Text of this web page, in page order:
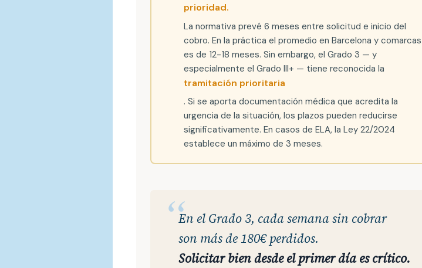
prioridad.
La normativa prevé 6 meses entre solicitud e inicio del
cobro. En la práctica el promedio en Barcelona y comarcas
es de 12-18 meses. Sin embargo, el Grado 3 — y
especialmente el Grado III+ — tiene reconocida la
tramitación prioritaria
. Si se aporta documentación médica que acredita la
urgencia de la situación, los plazos pueden reducirse
significativamente. En casos de ELA, la Ley 22/2024
establece un máximo de 3 meses.
En el Grado 3, cada semana sin cobrar
son más de 180€ perdidos.
Solicitar bien desde el primer día es crítico.